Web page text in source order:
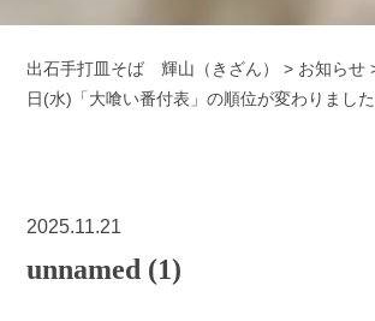
出石手打皿そば 輝山（きざん） > お知らせ
日(水)「大喰い番付表」の順位が変わりました
2025.11.21
unnamed (1)